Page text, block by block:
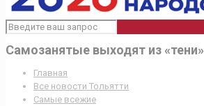
Самозанятые выходят из «тени»
Главная
Все новости Тольятти
Самые всежие